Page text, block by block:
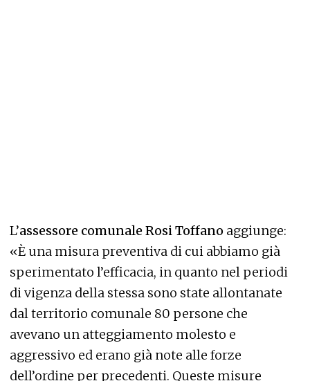
L’assessore comunale Rosi Toffano aggiunge:
«È una misura preventiva di cui abbiamo già
sperimentato l’efficacia, in quanto nel periodi
di vigenza della stessa sono state allontanate
dal territorio comunale 80 persone che
avevano un atteggiamento molesto e
aggressivo ed erano già note alle forze
dell’ordine per precedenti. Queste misure